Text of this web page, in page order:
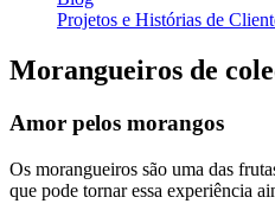
Projetos e Histórias de
Morangueiros de
Amor pelos morangos
Os morangueiros são uma das
que pode tornar essa experiência